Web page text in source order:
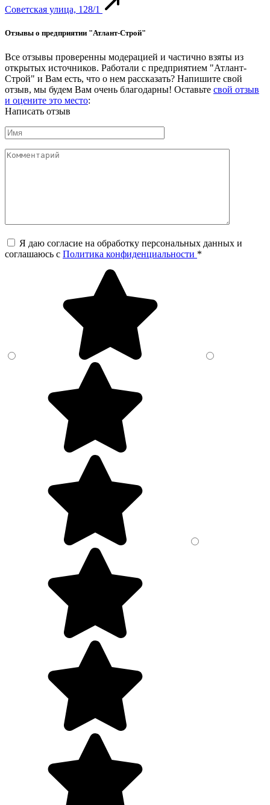
Советская улица, 128/1
Отзывы о предприятии "Атлант-Строй"
Все отзывы проверенны модерацией и частично взяты из
открытых источников. Работали с предприятием "Атлант-
Строй" и Вам есть, что о нем рассказать? Напишите свой
отзыв, мы будем Вам очень благодарны! Оставьте свой отзыв
и оцените это место:
Написать отзыв
Я даю согласие на обработку персональных данных и
соглашаюсь c Политика конфиденциальности *